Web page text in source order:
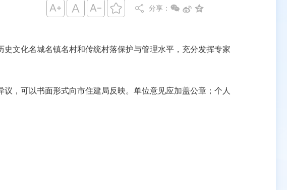
     分享：   
文化名城名镇名村和传统村落保护与管理水平，充分发挥专家
，可以书面形式向市住建局反映。单位意见应加盖公章；个人